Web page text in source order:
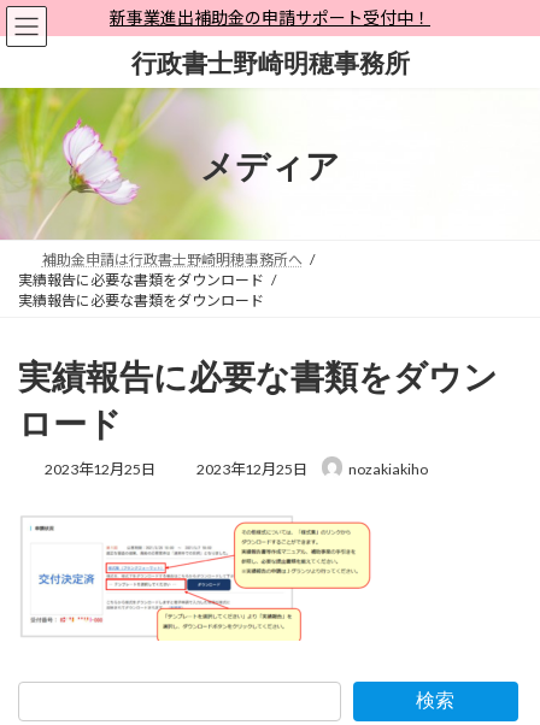
コ
ン
ン
ツ
へ
ス
キ
ッ
ナ
ビ
ー
シ
ョ
ン
に
移
新事業進出補助金の申請サポート受付中！
行政書士野崎明穂事務所
メディア
補助金申請は行政書士野崎明穂事務所へ
実績報告に必要な書類をダウンロード
実績報告に必要な書類をダウンロード
実績報告に必要な書類をダウン
ロード
2023年12月25日
最
日
時
:
2023年12月25日 nozakiakiho
検索